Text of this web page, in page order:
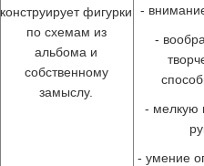
конструирует фигурки
по схемам из
альбома и
собственному
замыслу.
-
-
- мелкую
- умение